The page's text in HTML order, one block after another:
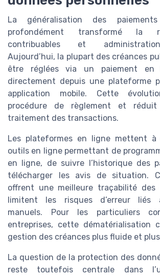
La généralisation des
profondément transformé la
contribuables et
Aujourd’hui, la plupart des créances
être réglées via un paiement en
directement depuis une plateforme
application mobile. Cette
procédure de règlement et
traitement des transactions.
Les plateformes en ligne mettent à
outils en ligne permettant de
en ligne, de suivre l’historique des
télécharger les avis de situation.
offrent une meilleure traçabilité des
limitent les risques d’erreur liés
manuels. Pour les particuliers
entreprises, cette dématérialisation
gestion des créances plus fluide et
La question de la protection des
reste toutefois centrale dans